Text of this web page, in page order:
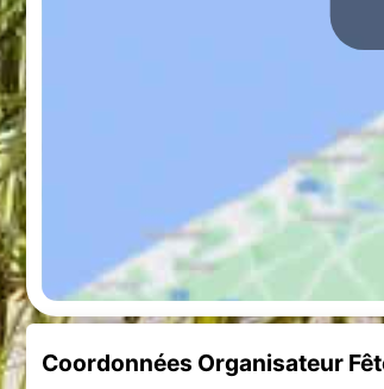
Coordonnées Organisateur